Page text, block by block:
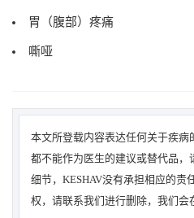
胃（腹部）疼痛
嘶哑
本文所登载内容表达任何关于疾病
都不能作为医生的建议或替代品，
细节，KESHAV没有承担相应的责
权，请联系我们进行删除，我们会